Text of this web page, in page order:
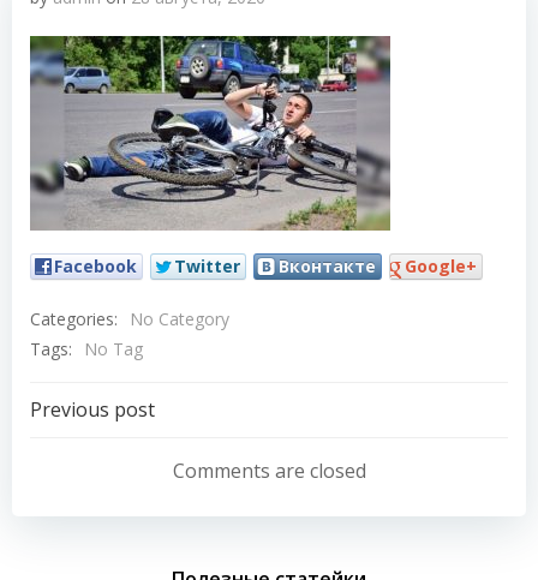
Facebook Twitter Вконтакте Google+
Categories:
No Category
Tags:
No Tag
Навигация
записям
Previous post
Comments are closed